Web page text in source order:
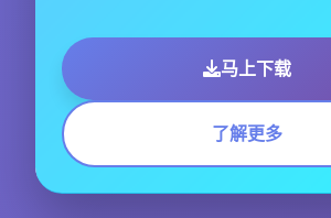
马上下载
了解更多